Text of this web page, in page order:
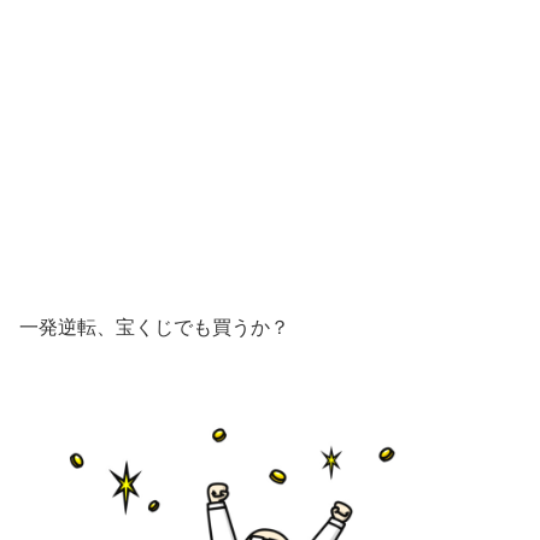
一発逆転、宝くじでも買うか？